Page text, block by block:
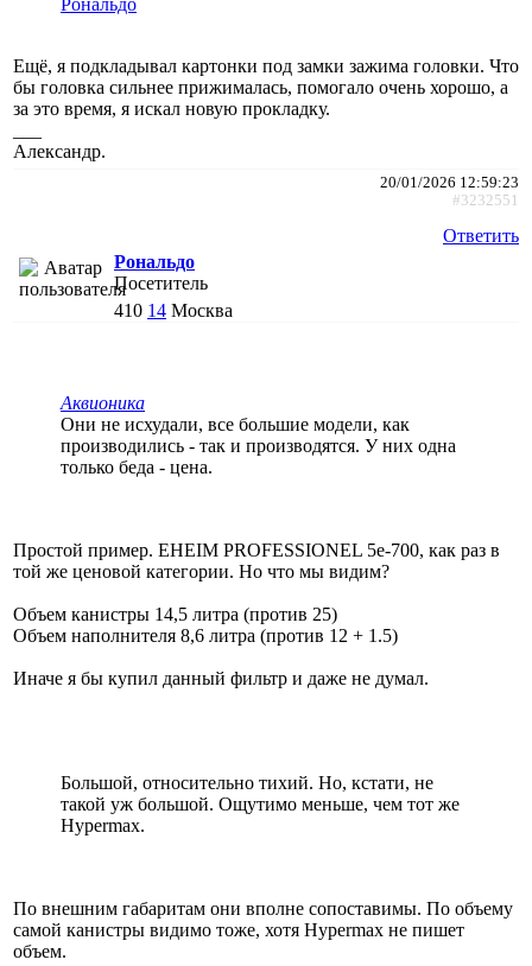
Ещё, я подкладывал картонки под замки зажима головки. Что
бы головка сильнее прижималась, помогало очень хорошо, а
за это время, я искал новую прокладку.
Александр.
20/01/2026 12:59:23
#3232551
Ответить
Рональдо
Посетитель
410 14 Москва
Аквионика
Они не исхудали, все большие модели, как
производились - так и производятся. У них одна
только беда - цена.
Простой пример. EHEIM PROFESSIONEL 5e-700, как раз в
той же ценовой категории. Но что мы видим?
Объем канистры 14,5 литра (против 25)
Объем наполнителя 8,6 литра (против 12 + 1.5)
Иначе я бы купил данный фильтр и даже не думал.
Большой, относительно тихий. Но, кстати, не
такой уж большой. Ощутимо меньше, чем тот же
Hypermax.
По внешним габаритам они вполне сопоставимы. По объему
самой канистры видимо тоже, хотя Hypermax не пишет
объем.